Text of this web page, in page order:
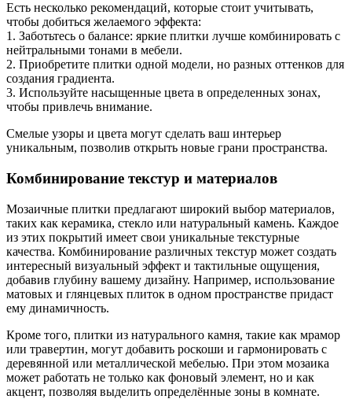
Есть несколько рекомендаций, которые стоит учитывать,
чтобы добиться желаемого эффекта:
1. Заботьтесь о балансе: яркие плитки лучше комбинировать с
нейтральными тонами в мебели.
2. Приобретите плитки одной модели, но разных оттенков для
создания градиента.
3. Используйте насыщенные цвета в определенных зонах,
чтобы привлечь внимание.
Смелые узоры и цвета могут сделать ваш интерьер
уникальным, позволив открыть новые грани пространства.
Комбинирование текстур и материалов
Мозаичные плитки предлагают широкий выбор материалов,
таких как керамика, стекло или натуральный камень. Каждое
из этих покрытий имеет свои уникальные текстурные
качества. Комбинирование различных текстур может создать
интересный визуальный эффект и тактильные ощущения,
добавив глубину вашему дизайну. Например, использование
матовых и глянцевых плиток в одном пространстве придаст
ему динамичность.
Кроме того, плитки из натурального камня, такие как мрамор
или травертин, могут добавить роскоши и гармонировать с
деревянной или металлической мебелью. При этом мозаика
может работать не только как фоновый элемент, но и как
акцент, позволяя выделить определённые зоны в комнате.